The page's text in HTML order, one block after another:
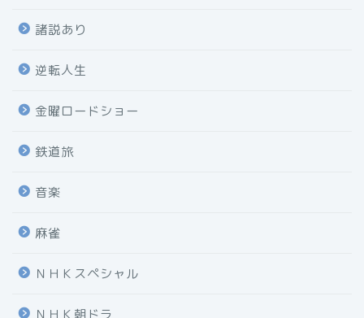
諸説あり
逆転人生
金曜ロードショー
鉄道旅
音楽
麻雀
ＮＨＫスペシャル
ＮＨＫ朝ドラ